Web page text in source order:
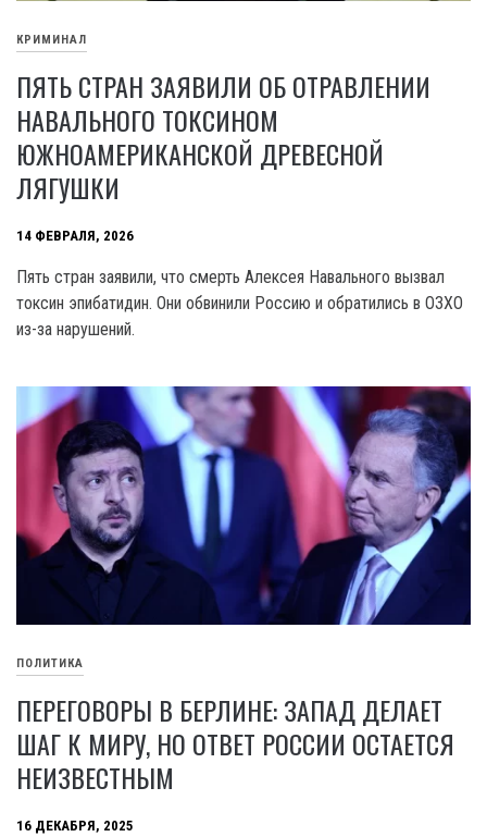
КРИМИНАЛ
ПЯТЬ СТРАН ЗАЯВИЛИ ОБ ОТРАВЛЕНИИ
НАВАЛЬНОГО ТОКСИНОМ
ЮЖНОАМЕРИКАНСКОЙ ДРЕВЕСНОЙ
ЛЯГУШКИ
14 ФЕВРАЛЯ, 2026
Пять стран заявили, что смерть Алексея Навального вызвал
токсин эпибатидин. Они обвинили Россию и обратились в ОЗХО
из-за нарушений.
ПОЛИТИКА
ПЕРЕГОВОРЫ В БЕРЛИНЕ: ЗАПАД ДЕЛАЕТ
ШАГ К МИРУ, НО ОТВЕТ РОССИИ ОСТАЕТСЯ
НЕИЗВЕСТНЫМ
16 ДЕКАБРЯ, 2025